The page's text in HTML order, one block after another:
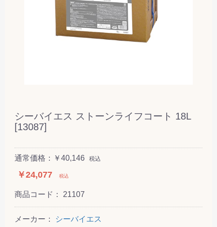
シーバイエス ストーンライフコート 18L
[13087]
通常価格：￥40,146 税込
￥24,077 税込
商品コード： 21107
メーカー： シーバイエス